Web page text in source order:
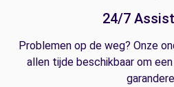
24/7
Problemen op de weg? Onze
allen tijde beschikbaar om